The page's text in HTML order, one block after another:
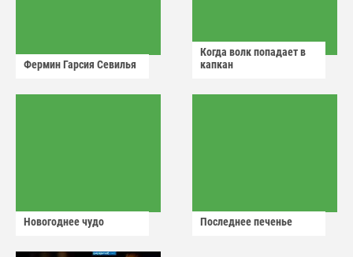
Фермин Гарсия Севилья
Когда волк попадает в
капкан
Новогоднее чудо Последнее печенье